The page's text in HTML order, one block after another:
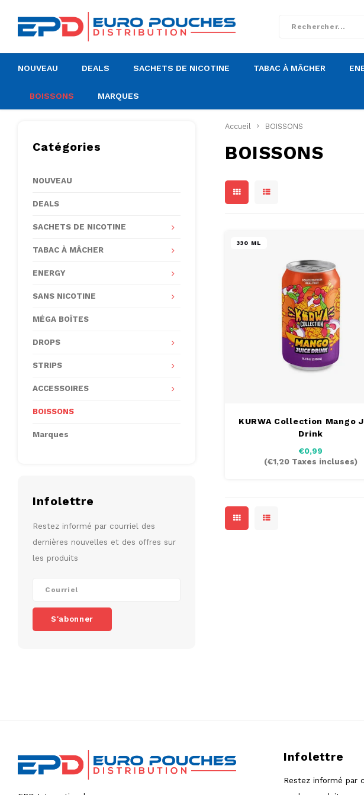
NOUVEAU DEALS SACHETS DE NICOTINE TABAC À MÂCHER
BOISSONS MARQUES
Catégories
NOUVEAU
DEALS
SACHETS DE NICOTINE
TABAC À MÂCHER
ENERGY
SANS NICOTINE
MÉGA BOÎTES
DROPS
STRIPS
ACCESSOIRES
BOISSONS
Marques
Infolettre
Restez informé par courriel des
dernières nouvelles et des offres sur
les produits
S'abonner
Accueil BOISSONS
BOISSONS
330 ML
KURWA Collection Mango
Drink
€0,99
(€1,20 Taxes incluses)
Infolettre
Restez informé par